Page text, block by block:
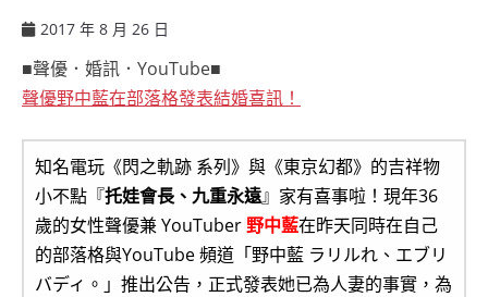
2017 年 8 月 26 日
■聲優．婚訊．YouTube■
聲優野中藍在部落格發表結婚喜訊！
知名電玩《閃之軌跡 系列》與《東京幻都》的吉祥物
小不點『托娃會長、九重永遠』家有喜事啦！現年36
歲的女性聲優兼 YouTuber野中藍在昨天同時在自己
的部落格與YouTube 頻道「野中藍 ラリルれ、エブリ
バディ。」推出公告，正式發表她已為人妻的事實，為